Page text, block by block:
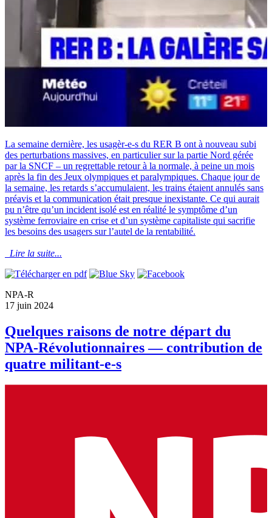
La semaine dernière, les usagèr-e-s du RER B ont à nouveau subi
des perturbations massives, en particulier sur la partie Nord gérée
par la SNCF – un regrettable retour à la normale, à peine un mois
après la fin des Jeux olympiques et paralympiques. Chaque jour de
la semaine, les retards s’accumulaient, les trains étaient annulés sans
préavis et la communication était presque inexistante. Ce qui aurait
pu n’être qu’un incident isolé est en réalité le symptôme d’un
système ferroviaire en crise et d’un système capitaliste qui sacrifie
les besoins des usagers sur l’autel de la rentabilité.
Lire la suite...
NPA-R
17 juin 2024
Quelques raisons de notre départ du
NPA-Révolutionnaires — contribution de
quatre militant-e-s